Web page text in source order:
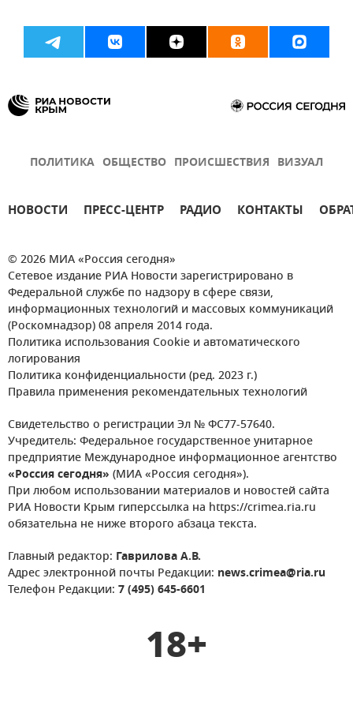
ПОЛИТИКА ОБЩЕСТВО ПРОИСШЕСТВИЯ ВИЗУАЛ
НОВОСТИ ПРЕСС-ЦЕНТР РАДИО КОНТАКТЫ
© 2026 МИА «Россия сегодня»
Сетевое издание РИА Новости зарегистрировано в
Федеральной службе по надзору в сфере связи,
информационных технологий и массовых коммуникаций
(Роскомнадзор) 08 апреля 2014 года.
Политика использования Cookie и автоматического
логирования
Политика конфиденциальности (ред. 2023 г.)
Правила применения рекомендательных технологий
Свидетельство о регистрации Эл № ФС77-57640.
Учредитель: Федеральное государственное унитарное
предприятие Международное информационное агентство
«Россия сегодня» (МИА «Россия сегодня»).
При любом использовании материалов и новостей сайта
РИА Новости Крым гиперссылка на https://crimea.ria.ru
обязательна не ниже второго абзаца текста.
Главный редактор: Гаврилова А.В.
Адрес электронной почты Редакции: news.crimea@ria.ru
Телефон Редакции: 7 (495) 645-6601
18+